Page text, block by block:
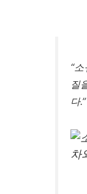
“
질
다.”